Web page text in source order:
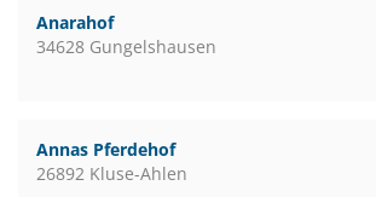
Anarahof
34628 Gungelshausen
Annas Pferdehof
26892 Kluse-Ahlen